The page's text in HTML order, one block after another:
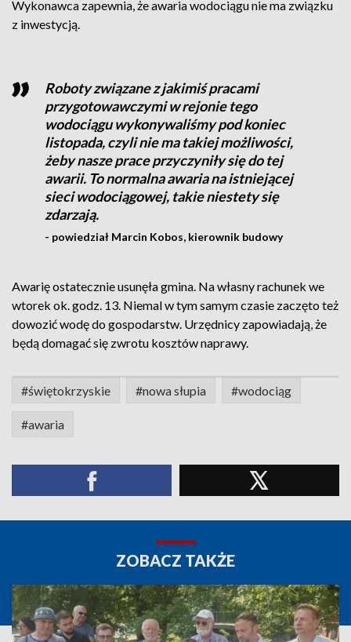
Wykonawca zapewnia, że awaria wodociągu nie ma związku
z inwestycją.
Roboty związane z jakimiś pracami
przygotowawczymi w rejonie tego
wodociągu wykonywaliśmy pod koniec
listopada, czyli nie ma takiej możliwości,
żeby nasze prace przyczyniły się do tej
awarii. To normalna awaria na istniejącej
sieci wodociągowej, takie niestety się
zdarzają.
- powiedział Marcin Kobos, kierownik budowy
Awarię ostatecznie usunęła gmina. Na własny rachunek we
wtorek ok. godz. 13. Niemal w tym samym czasie zaczęto też
dowozić wodę do gospodarstw. Urzędnicy zapowiadają, że
będą domagać się zwrotu kosztów naprawy.
#świętokrzyskie #nowa słupia #wodociąg
#awaria
ZOBACZ TAKŻE